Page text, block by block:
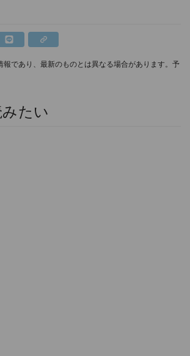
報であり、最新のものとは異なる場合があります。予
たい